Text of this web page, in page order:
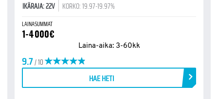
IKÄRAJA: 22V KORKO: 19.97-19.97%
LAINASUMMAT
1-4000€
Laina-aika: 3-60kk
9.7/ 10
HAE HETI